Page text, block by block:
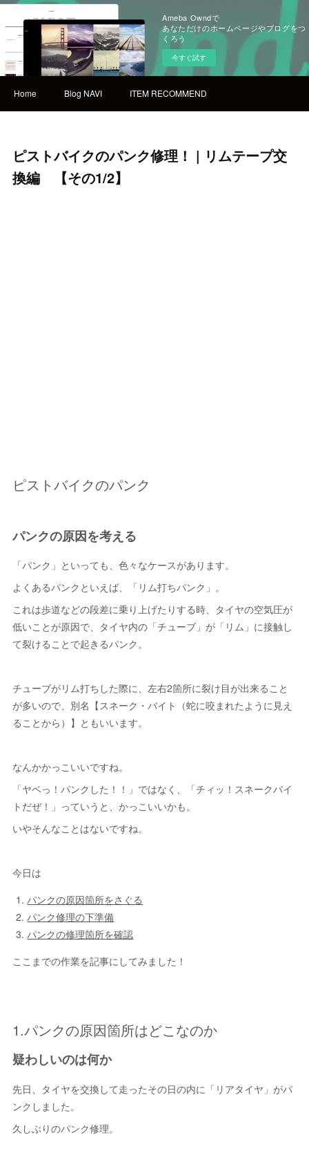
Ameba Owndで
あなただけのホームページやブログをつ
くろう
今すぐ試す
Home Blog NAVI ITEM RECOMMEND
ピストバイクのパンク修理！ | リムテープ交
換編 【その1/2】
ピストバイクのパンク
パンクの原因を考える
「パンク」といっても、色々なケースがあります。
よくあるパンクといえば、「リム打ちパンク」。
これは歩道などの段差に乗り上げたりする時、タイヤの空気圧が
低いことが原因で、タイヤ内の「チューブ」が「リム」に接触し
て裂けることで起きるパンク。
チューブがリム打ちした際に、左右2箇所に裂け目が出来ること
が多いので、別名【スネーク・バイト（蛇に咬まれたように見え
ることから）】ともいいます。
なんかかっこいいですね。
「ヤベっ！パンクした！！」ではなく、「チィッ！スネークバイ
トだぜ！」っていうと、かっこいいかも。
いやそんなことはないですね。
今日は
パンクの原因箇所をさぐる
パンク修理の下準備
パンクの修理箇所を確認
ここまでの作業を記事にしてみました！
1.パンクの原因箇所はどこなのか
疑わしいのは何か
先日、タイヤを交換して走ったその日の内に「リアタイヤ」がパ
ンクしました。
久しぶりのパンク修理。